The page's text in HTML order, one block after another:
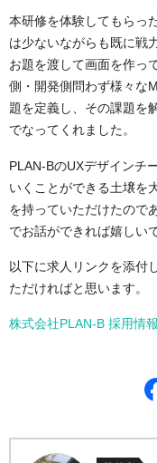
本研修を体験してもらっ
は少ないながらも既に戦
お題を渡して画面を作っ
側・開発側問わず様々な
題を定義し、その課題を
でなってくれました。
PLAN-BのUXデザインチ
いくことができる土壌を
を持っていただけたので
でお話ができれば嬉しい
以下に求人リンクを添付
ただければと思います。
株式会社PLAN-B 採用情報